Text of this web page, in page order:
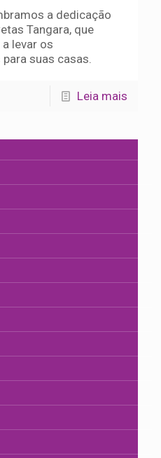
a dedicação
Tangara, que
levar os
suas casas.
Leia mais